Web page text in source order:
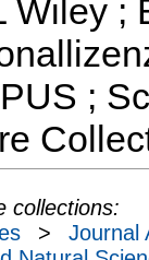
Wiley ;
;
collections:
>
Journal